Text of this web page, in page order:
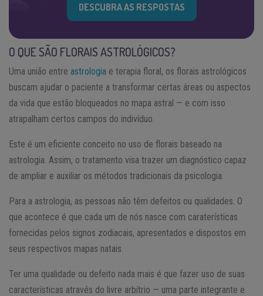
DESCUBRA AS RESPOSTAS
O QUE SÃO FLORAIS ASTROLÓGICOS?
Uma união entre astrologia e terapia floral, os florais astrológicos
buscam ajudar o paciente a transformar certas áreas ou aspectos
da vida que estão bloqueados no mapa astral — e com isso
atrapalham certos campos do indivíduo.
Este é um eficiente conceito no uso de florais baseado na
astrologia. Assim, o tratamento visa trazer um diagnóstico capaz
de ampliar e auxiliar os métodos tradicionais da psicologia.
Para a astrologia, as pessoas não têm defeitos ou qualidades. O
que acontece é que cada um de nós nasce com caraterísticas
fornecidas pelos signos zodiacais, apresentados e dispostos em
seus respectivos mapas natais.
Ter uma qualidade ou defeito nada mais é que fazer uso de suas
características através do livre arbítrio — uma parte integrante e